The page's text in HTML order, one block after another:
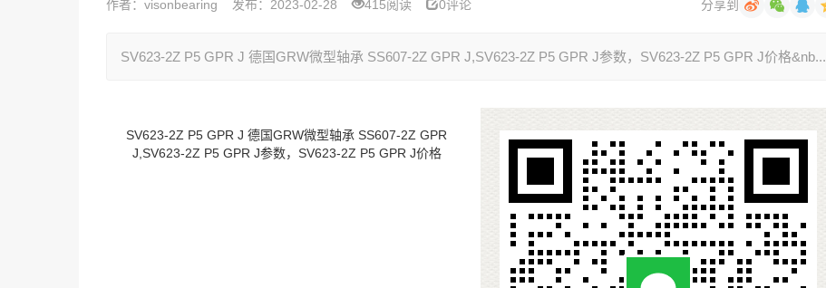
作者：visonbearing 发布：2023-02-28 415阅读 0评论 分享到
SV623-2Z P5 GPR J 德国GRW微型轴承 SS607-2Z GPR J,SV623-2Z P5 GPR J参数，SV623-2Z P5 GPR J价格&nb...
SV623-2Z P5 GPR J 德国GRW微型轴承 SS607-2Z GPR
J,SV623-2Z P5 GPR J参数，SV623-2Z P5 GPR J价格